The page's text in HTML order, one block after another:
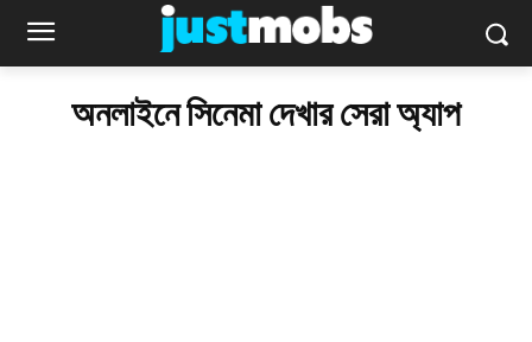
অনলাইনে সিনেমা দেখার সেরা অ্যাপ